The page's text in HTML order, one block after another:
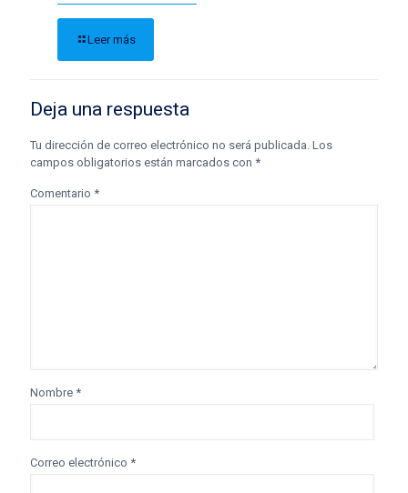
Leer más
Deja una respuesta
Tu dirección de correo electrónico no será publicada. Los
campos obligatorios están marcados con *
Comentario *
Nombre *
Correo electrónico *